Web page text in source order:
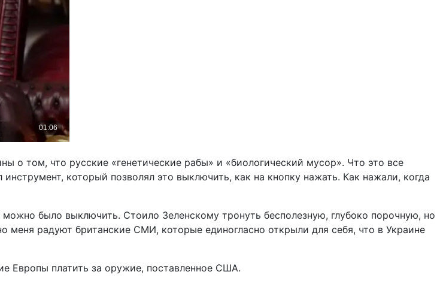
о том, что русские «генетические рабы» и «биологический мусор». Что это все
который позволял это выключить, как на кнопку нажать. Как нажали, когда
было выключить. Стоило Зеленскому тронуть бесполезную, глубоко порочную, но
меня радуют британские СМИ, которые единогласно открыли для себя, что в Украине
Европы платить за оружие, поставленное США.